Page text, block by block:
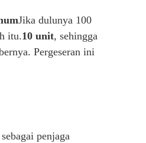
Jika dulunya 100
itu.10 unit, sehingga
Pergeseran ini
penjaga